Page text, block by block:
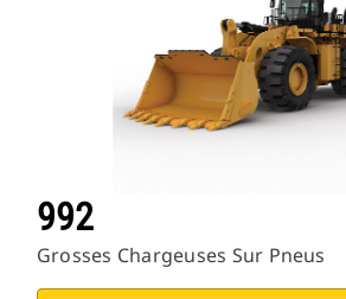
992
Grosses Chargeuses Sur Pneus